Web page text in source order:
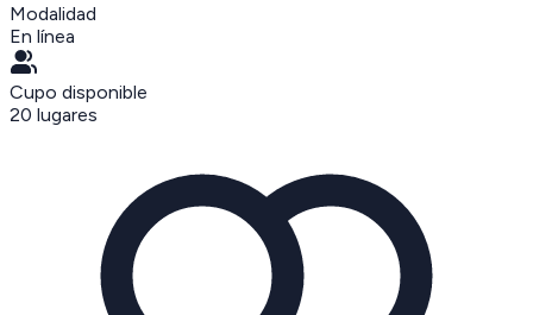
Modalidad
En línea
Cupo disponible
20 lugares